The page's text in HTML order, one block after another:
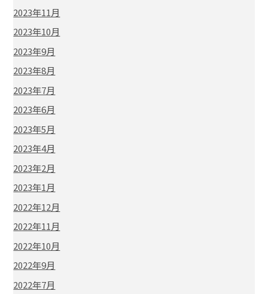
2023年11月
2023年10月
2023年9月
2023年8月
2023年7月
2023年6月
2023年5月
2023年4月
2023年2月
2023年1月
2022年12月
2022年11月
2022年10月
2022年9月
2022年7月